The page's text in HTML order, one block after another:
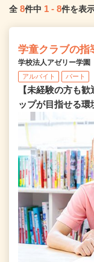
全 8件中 1 - 8件を表
学童クラブの指
学校法人アゼリー学
アルバイト パート
【未経験の方も
ップが目指せる環